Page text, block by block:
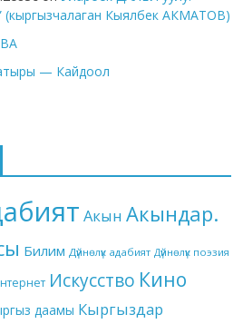
Кыялбек АКМАТОВ)
— Кайдоол
Акын Акындар.
Билим Дүйнөлүк адабият Дүйнөлүк поэзия
Искусство Кино
даамы Кыргыздар